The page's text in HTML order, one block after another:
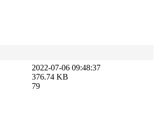
2022-07-06 09:48:37
376.74 KB
79